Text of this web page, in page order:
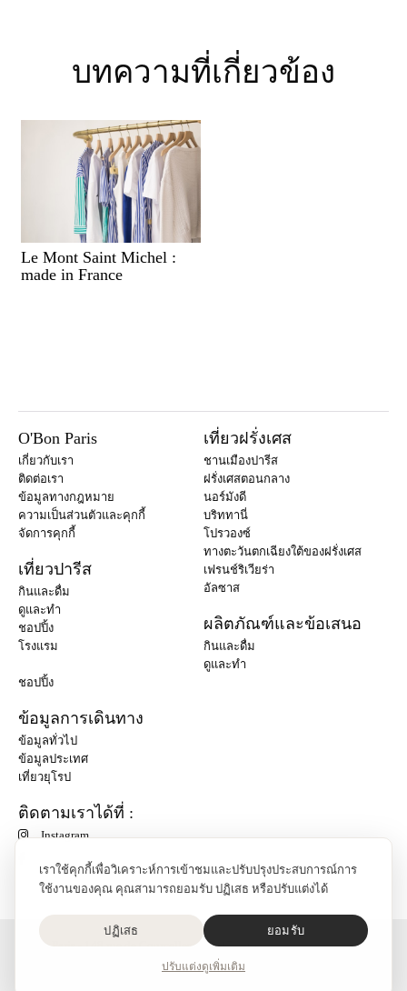
เราใช้คุกกี้เพื่อวิเคราะห์การเข้าชมและปรับปรุงประสบการณ์การ
ใช้งานของคุณ คุณสามารถยอมรับ ปฏิเสธ หรือปรับแต่งได้
ปฏิเสธ ยอมรับ
ปรับแต่งดูเพิ่มเติม
บทความที่เกี่ยวข้อง
Le Mont Saint Michel :
made in France
O'Bon Paris
เกี่ยวกับเรา
ติดต่อเรา
ข้อมูลทางกฎหมาย
ความเป็นส่วนตัวและคุกกี้
จัดการคุกกี้
เที่ยวปารีส
กินและดื่ม
ดูและทำ
ชอปปิ้ง
โรงแรม
เที่ยวฝรั่งเศส
ชานเมืองปารีส
ฝรั่งเศสตอนกลาง
นอร์มังดี
บริททานี่
โปรวองซ์
ทางตะวันตกเฉียงใต้ของฝรั่งเศส
เฟรนช์ริเวียร่า
อัลซาส
ผลิตภัณฑ์และข้อเสนอ
กินและดื่ม
ดูและทำ
ชอปปิ้ง
ข้อมูลการเดินทาง
ข้อมูลทั่วไป
ข้อมูลประเทศ
เที่ยวยุโรป
ติดตามเราได้ที่ :
Instagram
O'Bon Paris - 148 rue de Courcelles - 75017 Paris